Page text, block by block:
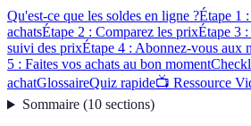
Qu'est-ce que les soldes en ligne ?Étape 1
achatsÉtape 2 : Comparez les prixÉtape 3
suivi des prixÉtape 4 : Abonnez-vous aux
5 : Faites vos achats au bon moment
achatGlossaireQuiz rapide📺 Ressource
Sommaire(10 sections)